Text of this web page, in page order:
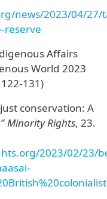
news/2023/04/27/
reserve
Affairs
World 2023
131)
conservation: A
Minority Rights, 23.
2023/02/23/